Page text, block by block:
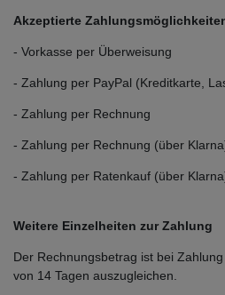
Akzeptierte
- Vorkasse per Überweisung
- Zahlung per PayPal (Kreditkarte,
- Zahlung per Rechnung
- Zahlung per Rechnung (über
- Zahlung per Ratenkauf (über
Weitere Einzelheiten zur Zahlung
Der Rechnungsbetrag ist bei
von 14 Tagen auszugleichen.